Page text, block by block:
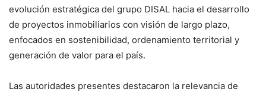
evolución estratégica del grupo DISAL hacia el desarrollo
de proyectos inmobiliarios con visión de largo plazo,
enfocados en sostenibilidad, ordenamiento territorial y
generación de valor para el país.
Las autoridades presentes destacaron la relevancia de